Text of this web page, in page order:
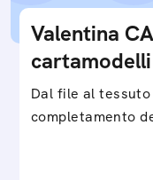
Valentina
cartamodelli
Dal file al
completamento